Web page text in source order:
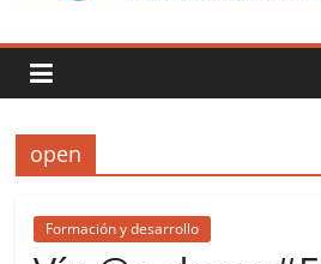
duco:
Gestión
del
open
Formación y desarrollo